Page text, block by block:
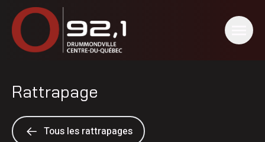
Rattrapage
Tous les rattrapages